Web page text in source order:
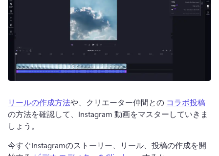
リールの作成方法や、クリエーター仲間との コラボ投稿
の方法を確認して、Instagram 動画をマスターしていきま
しょう。
今すぐInstagramのストーリー、リール、投稿の作成を開